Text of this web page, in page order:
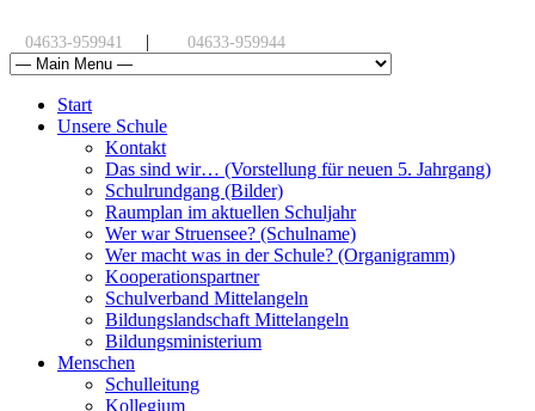
04633-959941 | 04633-959944
Start
Unsere Schule
Kontakt
Das sind wir… (Vorstellung für neuen 5. Jahrgang)
Schulrundgang (Bilder)
Raumplan im aktuellen Schuljahr
Wer war Struensee? (Schulname)
Wer macht was in der Schule? (Organigramm)
Kooperationspartner
Schulverband Mittelangeln
Bildungslandschaft Mittelangeln
Bildungsministerium
Menschen
Schulleitung
Kollegium